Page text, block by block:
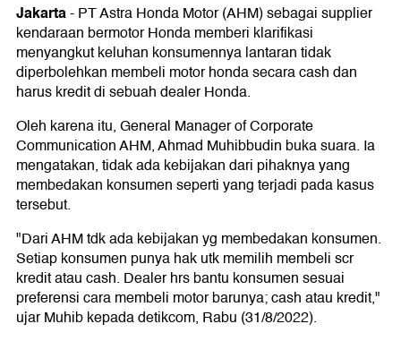
Jakarta-PT Astra Honda Motor (AHM) sebagai supplier
kendaraan bermotor Honda memberi klarifikasi
menyangkut keluhan konsumennya lantaran tidak
diperbolehkan membeli motor honda secara cash dan
harus kredit di sebuah dealer Honda.
Oleh karena itu, General Manager of Corporate
Communication AHM, Ahmad Muhibbudin buka suara. Ia
mengatakan, tidak ada kebijakan dari pihaknya yang
membedakan konsumen seperti yang terjadi pada kasus
tersebut.
"Dari AHM tdk ada kebijakan yg membedakan konsumen.
Setiap konsumen punya hak utk memilih membeli scr
kredit atau cash. Dealer hrs bantu konsumen sesuai
preferensi cara membeli motor barunya; cash atau kredit,"
ujar Muhib kepada detikcom, Rabu (31/8/2022).